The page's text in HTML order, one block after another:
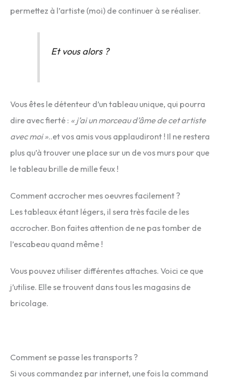
permettez à l’artiste (moi) de continuer à se réaliser.
Et vous alors ?
Vous êtes le détenteur d’un tableau unique, qui pourra
dire avec fierté : « j’ai un morceau d’âme de cet artiste
avec moi »..et vos amis vous applaudiront ! Il ne restera
plus qu’à trouver une place sur un de vos murs pour que
le tableau brille de mille feux !
Comment accrocher mes oeuvres facilement ?
Les tableaux étant légers, il sera très facile de les
accrocher. Bon faites attention de ne pas tomber de
l’escabeau quand même !
Vous pouvez utiliser différentes attaches. Voici ce que
j’utilise. Elle se trouvent dans tous les magasins de
bricolage.
Comment se passe les transports ?
Si vous commandez par internet, une fois la command